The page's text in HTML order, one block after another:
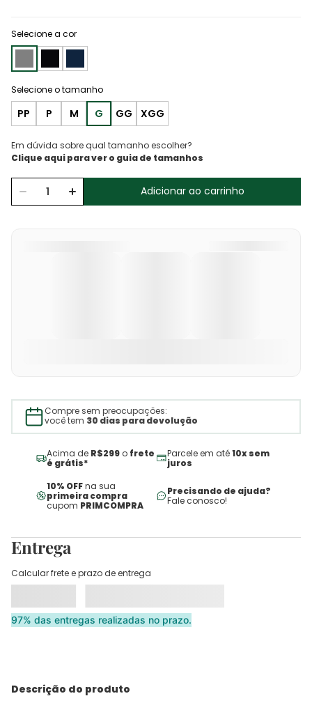
Selecione a cor
PP P M G GG XGG
Em dúvida sobre qual tamanho escolher?
Adicionar ao carrinho
Compre sem preocupações:
você tem 30 dias para devolução
Acima de R$299 o frete
é grátis*
Parcele em até10x sem
juros
10% OFFna sua
primeira compra
cupom PRIMCOMPRA
Precisando de ajuda?
Fale conosco!
Entrega
Calcular frete e prazo de entrega
97% das entregas realizadas no prazo.
Descrição do produto